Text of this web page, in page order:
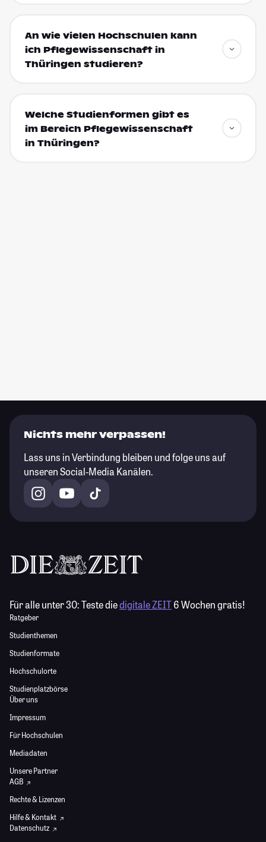
An wie vielen Hochschulen kann
ich Pflegewissenschaft in
Thüringen studieren?
Welche Studienformen gibt es
im Bereich Pflegewissenschaft
in Thüringen?
Nichts mehr verpassen!
Lass uns in Verbindung bleiben und folge uns auf
unseren Social-Media Kanälen.
Für alle unter 30:Teste diedigitale ZEIT6 Wochen gratis!
Ratgeber
Studienthemen
Studienformate
Hochschulorte
Studienplatzbörse
Über uns
Impressum
Für Hochschulen
Mediadaten
Unsere Partner
AGB
Rechte & Lizenzen
Hilfe & Kontakt
Datenschutz